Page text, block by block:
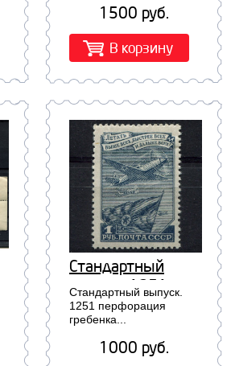
1500 руб.
В корзину
Стандартный
выпуск. 1251
перфорация
гребенка
Стандартный выпуск.
1251 перфорация
гребенка...
1000 руб.